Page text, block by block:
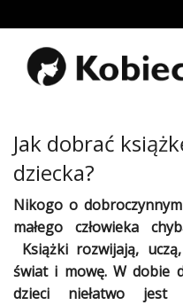
Uroda
Miłość
Rodzina
&
Dziecko
Przepisy
kulinarne
Kobiece
Jak dobrać
dziecka?
Nikogo o
małego człowieka
Książki rozwijają,
świat i mowę. W dobie
dzieci niełatwo jest